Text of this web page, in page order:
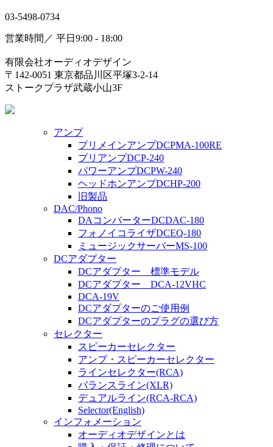
03-5498-0734
営業時間／ 平日9:00 - 18:00
有限会社オーディオデザイン
〒142-0051 東京都品川区平塚3-2-14
ストークプラザ武蔵小山3F
アンプ
プリメインアンプDCPMA-100RE
プリアンプDCP-240
パワーアンプDCPW-240
ヘッドホンアンプDCHP-200
旧製品
DAC/Phono
DAコンバーターDCDAC-180
フォノイコライザDCEQ-180
ミュージックサーバーMS-100
DCアダプター
DCアダプター 標準モデル
DCアダプター DCA-12VHC
DCA-19V
DCアダプターのご使用例
DCアダプターのプラグの選び方
セレクター
スピーカーセレクター
アンプ・スピーカーセレクター
ラインセレクター(RCA)
バランスライン(XLR)
デュアルライン(RCA-RCA)
Selector(English)
インフォメーション
オーディオデザインとは